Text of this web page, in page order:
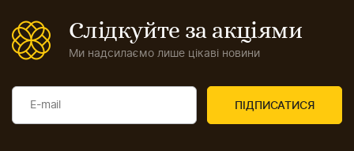
Слідкуйте за акціями
Ми надсилаємо лише цікаві новини